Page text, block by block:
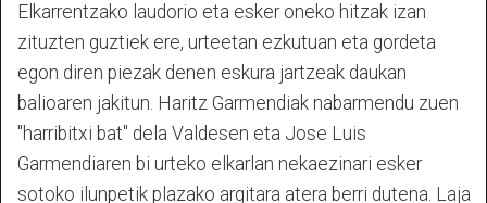
Elkarrentzako laudorio eta esker oneko hitzak izan
zituzten guztiek ere, urteetan ezkutuan eta gordeta
egon diren piezak denen eskura jartzeak daukan
balioaren jakitun. Haritz Garmendiak nabarmendu zuen
"harribitxi bat" dela Valdesen eta Jose Luis
Garmendiaren bi urteko elkarlan nekaezinari esker
sotoko ilunpetik plazako argitara atera berri dutena. Laja